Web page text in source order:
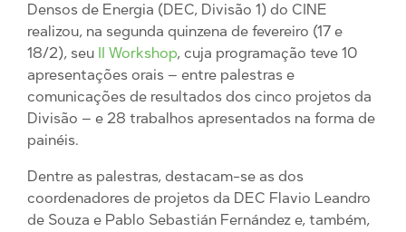
Densos de Energia (DEC, Divisão 1) do CINE
realizou, na segunda quinzena de fevereiro (17 e
18/2), seu II Workshop, cuja programação teve 10
apresentações orais – entre palestras e
comunicações de resultados dos cinco projetos da
Divisão – e 28 trabalhos apresentados na forma de
painéis.
Dentre as palestras, destacam-se as dos
coordenadores de projetos da DEC Flavio Leandro
de Souza e Pablo Sebastián Fernández e, também,